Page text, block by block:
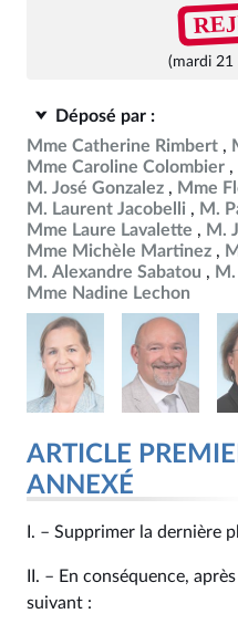
(mardi 21
Déposé par :
Mme Catherine Rimbert
Mme Caroline Colombier
M. José Gonzalez
Mme
M. Laurent Jacobelli
M.
Mme Laure Lavalette
M.
Mme Michèle Martinez
M. Alexandre Sabatou
Mme Nadine Lechon
ARTICLE
ANNEXÉ
I. – Supprimer la dernière
II. – En conséquence,
suivant :